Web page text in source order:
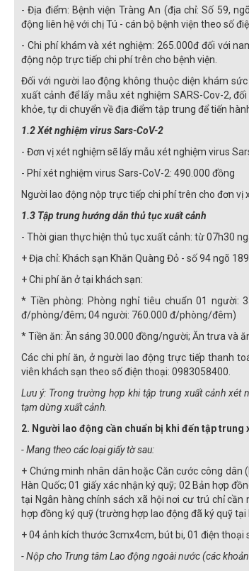
- Địa điểm: Bệnh viện Tràng An (địa chỉ: Số 59,
động liên hệ với chị Tú - cán bộ bệnh viện theo số
- Chi phí khám và xét nghiệm: 265.000đ đối với
động nộp trực tiếp chi phí trên cho bệnh viện.
Đối với người lao động không thuộc diện khám
xuất cảnh để lấy mẫu xét nghiệm SARS-Cov-2,
khỏe, tự di chuyển về địa điểm tập trung để tiến
1.2 Xét nghiệm virus Sars-CoV-2
- Đơn vị xét nghiệm sẽ lấy mẫu xét nghiệm virus
- Phí xét nghiệm virus Sars-CoV-2: 490.000 đồng
Người lao động nộp trực tiếp chi phí trên cho đơn vị
1.3 Tập trung hướng dẫn thủ tục xuất cảnh
- Thời gian thực hiện thủ tục xuất cảnh: từ 07h30
+ Địa chỉ: Khách sạn Khăn Quàng Đỏ - số 94 ngõ
+ Chi phí ăn ở tại khách sạn:
* Tiền phòng: Phòng nghỉ tiêu chuẩn 01 người:
đ/phòng/đêm; 04 người: 760.000 đ/phòng/đêm)
* Tiền ăn: Ăn sáng 30.000 đồng/người; Ăn trưa và
Các chi phí ăn, ở người lao động trực tiếp thanh
viên khách sạn theo số điện thoại: 0983058400.
Lưu ý: Trong trường hợp khi tập trung xuất cảnh xét
tạm dừng xuất cảnh.
2. Người lao động cần chuẩn bị khi đến tập trung
- Mang theo các loại giấy tờ sau:
+ Chứng minh nhân dân hoặc Căn cước công
Hàn Quốc; 01 giấy xác nhận ký quỹ; 02 Bản hợp
tại Ngân hàng chính sách xã hội nơi cư trú chỉ
hợp đồng ký quỹ (trường hợp lao động đã ký quỹ
+ 04 ảnh kích thước 3cmx4cm, bút bi, 01 điện thoại
- Nộp cho Trung tâm Lao động ngoài nước (các